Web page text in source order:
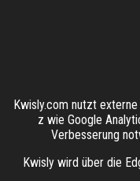
Kwisly.com nutzt
z wie Google
Verbesserung
Kwisly wird über die